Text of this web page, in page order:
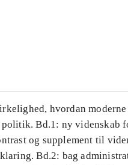
hvordan
Bd.1: ny videnskab
og supplement til
Bd.2: bag